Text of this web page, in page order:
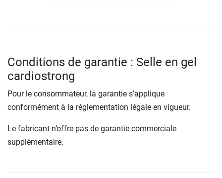
Conditions de garantie : Selle en gel
cardiostrong
Pour le consommateur, la garantie s’applique
conformément à la réglementation légale en vigueur.
Le fabricant n’offre pas de garantie commerciale
supplémentaire.